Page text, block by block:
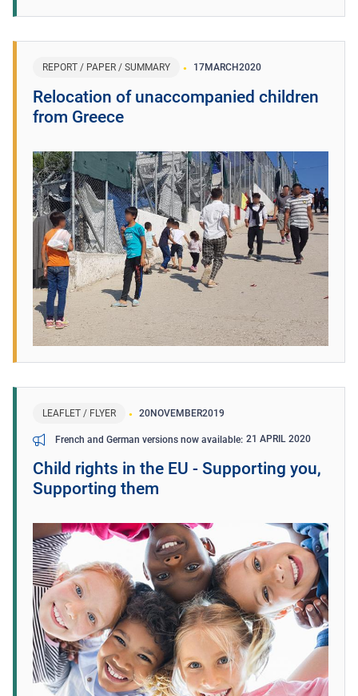
REPORT / PAPER / SUMMARY 17MARCH2020
Relocation of unaccompanied children
from Greece
LEAFLET / FLYER 20NOVEMBER2019
French and German versions now available 21 APRIL 2020
Child rights in the EU - Supporting you,
Supporting them